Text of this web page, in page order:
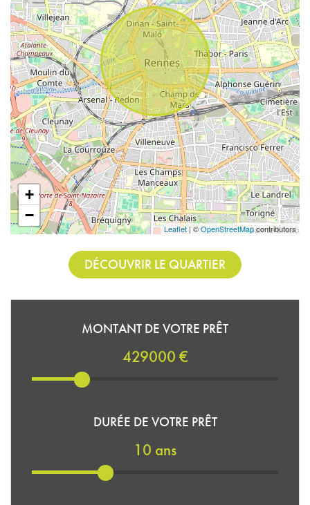
+
−
Leaflet| ©OpenStreetMapcontributors
DÉCOUVRIR LE QUARTIER
MONTANT DE VOTRE PRÊT
429000 €
DURÉE DE VOTRE PRÊT
10 ans